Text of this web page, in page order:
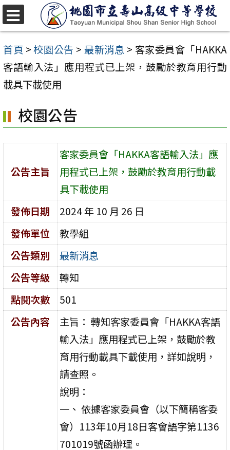
跳
至
主
要
內
區
首頁 >校園公告 > 最新消息 > 客家委員會「HAKKA
客語輸入法」應用程式已上架，鼓勵於教育用行動
載具下載使用
校園公告
公告主旨
客家委員會「HAKKA客語輸入法」應
用程式已上架，鼓勵於教育用行動載
具下載使用
發佈日期
2024 年 10 月 26 日
發佈單位
教學組
公告類別
最新消息
公告等級
轉知
點閱次數
501
公告內容
主旨： 轉知客家委員會「HAKKA客語
輸入法」應用程式已上架，鼓勵於教
育用行動載具下載使用，詳如說明，
請查照。
說明：
一、 依據客家委員會（以下簡稱客委
會）113年10月18日客會語字第1136
701019號函辦理。
選
單